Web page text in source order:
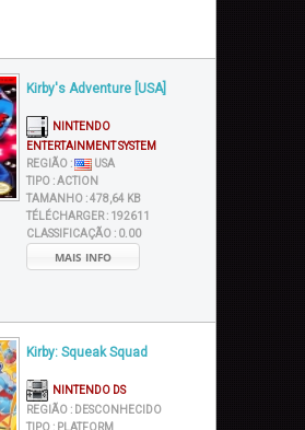
Kirby's Adventure [USA]
NINTENDO
ENTERTAINMENT SYSTEM
REGIÃO :
USA
TIPO :ACTION
TAMANHO :478,64 KB
TÉLÉCHARGER : 192611
CLASSIFICAÇÃO : 0.00
MAIS INFO
Kirby: Squeak Squad
NINTENDO DS
REGIÃO : DESCONHECIDO
TIPO : PLATFORM